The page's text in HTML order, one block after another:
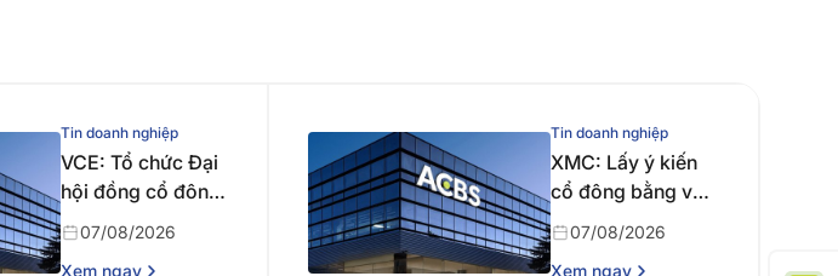
Tin doanh nghiệp
VCE: Tổ chức Đại
hội đồng cổ đông
bất thường năm
2026 lần thứ nhất
07/08/2026
Xem ngay
Tin doanh nghiệp
XMC: Lấy ý kiến
cổ đông bằng văn
bản07/08/2026
Xem ngay